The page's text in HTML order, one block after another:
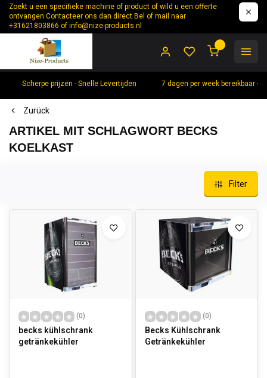
Zoekt u een specifieke machine of product of wild u een offerte
ontvangen Contacteer ons dan direct Bel of mail naar
+31621803866 ofinfo@nize-products.nl
Scherpe prijzen - Snelle Levertijden 7 dagen per week bereikbaar
Zurück
ARTIKEL MIT SCHLAGWORT BECKS
KOELKAST
Filter
(0)
becks kühlschrank
getränkekühler
(0)
Becks Kühlschrank
Getränkekühler